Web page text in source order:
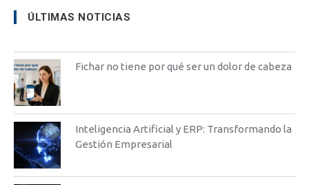
ÚLTIMAS NOTICIAS
Fichar no tiene por qué ser un dolor de cabeza
Inteligencia Artificial y ERP: Transformando la
Gestión Empresarial